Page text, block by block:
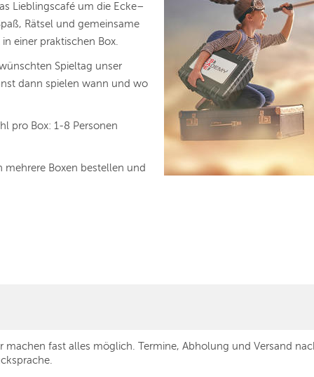
Lieblingscafé um die Ecke–
Rätsel und gemeinsame
einer praktischen Box.
Spieltag unser
dann spielen wann und wo
pro Box: 1-8 Personen
mehrere Boxen bestellen und
machen fast alles möglich. Termine, Abholung und Versand